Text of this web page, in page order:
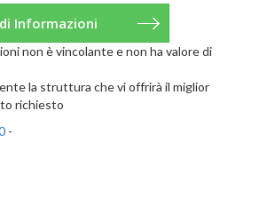
non è vincolante e non ha valore di
la struttura che vi offrirà il miglior
richiesto
-